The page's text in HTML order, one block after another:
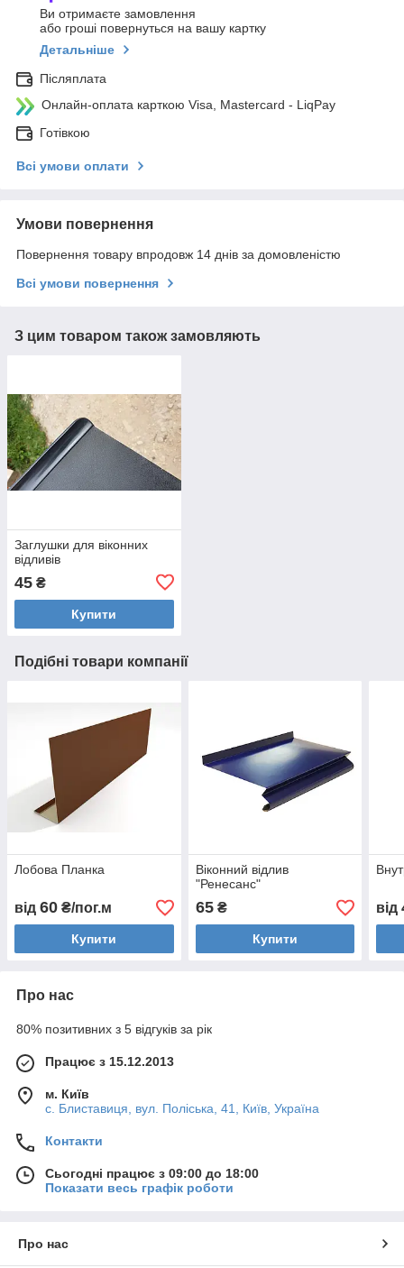
Ви отримаєте замовлення
або гроші повернуться на вашу картку
Детальніше
Післяплата
Онлайн-оплата карткою Visa, Mastercard - LiqPay
Готівкою
Всі умови оплати
Умови повернення
Повернення товару впродовж 14 днів за домовленістю
Всі умови повернення
З цим товаром також замовляють
Заглушки для віконних
відливів
45 ₴
Купити
Подібні товари компанії
Лобова Планка
від 60 ₴/пог.м
Купити
Віконний відлив
"Ренесанс"
65₴
Купити
від
Про нас
80% позитивних з 5 відгуків за рік
Працює з 15.12.2013
м. Київ
с. Блиставиця, вул. Поліська, 41, Київ, Україна
Контакти
Сьогодні працює з 09:00 до 18:00
Показати весь графік роботи
Про нас